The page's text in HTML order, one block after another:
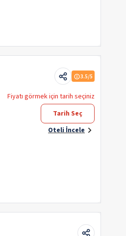
3.5/5
Fiyatı görmek için tarih seçiniz
Tarih Seç
Oteli İncele